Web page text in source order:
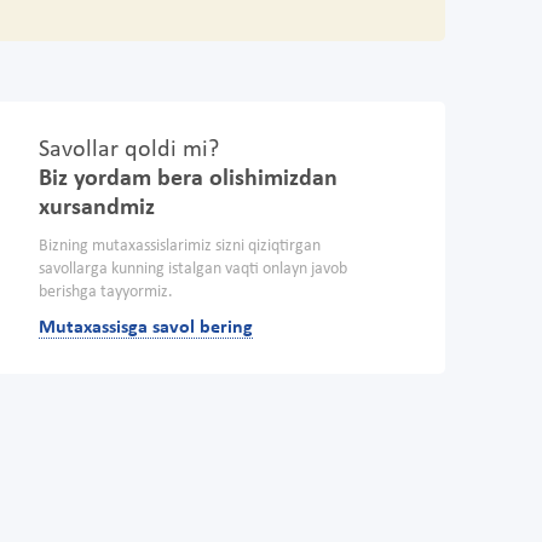
Savollar qoldi mi?
Biz yordam bera olishimizdan
xursandmiz
Bizning mutaxassislarimiz sizni qiziqtirgan
savollarga kunning istalgan vaqti onlayn javob
berishga tayyormiz.
Mutaxassisga savol bering